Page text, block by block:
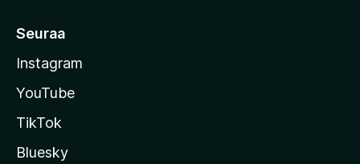
Seuraa
Instagram
YouTube
TikTok
Bluesky